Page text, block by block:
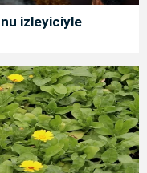
izleyiciyle